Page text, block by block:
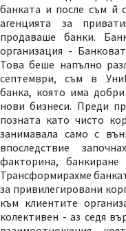
банката и после съм й
агенцията за
продаваше банки.
организация -
Това беше напълно
септември, съм в
банка, която има
нови бизнеси. Преди
позната като чисто
занимавала само с
впоследствие
факторина,
Трансформирахме
за привилегировани
към клиентите
колективен - аз седя